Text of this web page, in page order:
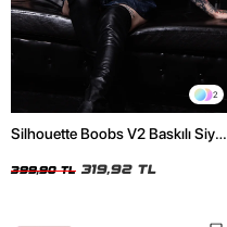
2
Silhouette Boobs V2 Baskılı Siyah
399,90 TL 319,92 TL